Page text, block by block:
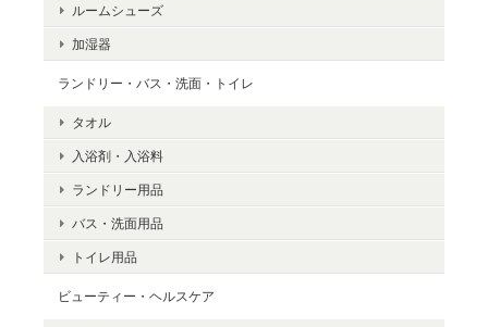
ルームシューズ
加湿器
ランドリー・バス・洗面・トイレ
タオル
入浴剤・入浴料
ランドリー用品
バス・洗面用品
トイレ用品
ビューティー・ヘルスケア